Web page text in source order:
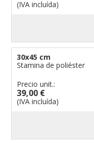
(IVA incluída)
30x45 cm
Stamina de poliéster
Precio unit.:
39,00 €
(IVA incluída)